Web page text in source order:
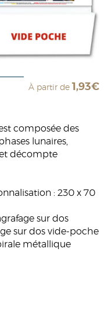
À partir de 1,93€
composée des
lunaires,
décompte
: 230 x 70
sur dos
sur dos vide-poche
métallique